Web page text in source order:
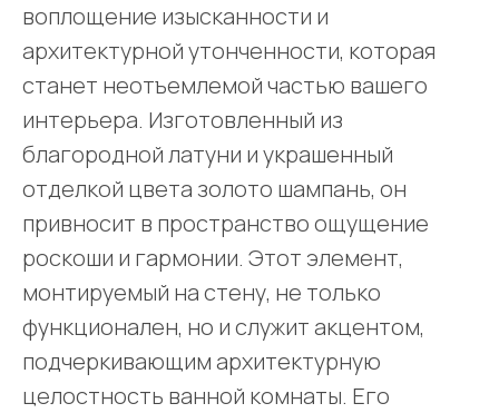
воплощение изысканности и
архитектурной утонченности, которая
станет неотъемлемой частью вашего
интерьера. Изготовленный из
благородной латуни и украшенный
отделкой цвета золото шампань, он
привносит в пространство ощущение
роскоши и гармонии. Этот элемент,
монтируемый на стену, не только
функционален, но и служит акцентом,
подчеркивающим архитектурную
целостность ванной комнаты. Его